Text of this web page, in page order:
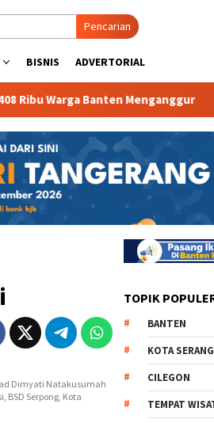
Pencarian
BISNIS ADVERTORIAL
Banten Menganggur 672
Dimyati Natakusumah
Serpong, Kota
TOPIK
BANTEN
KOTA SERANG
CILEGON
TEMPAT